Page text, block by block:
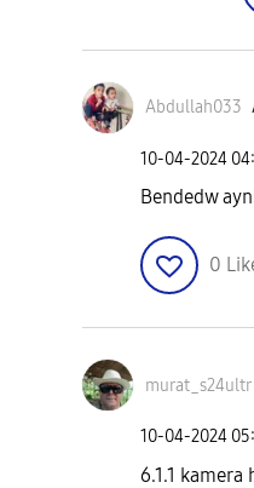
Abdullah033
‎10-04-2024
Bendedw
0
murat_s24ultr
‎10-04-2024
6.1.1 kamera